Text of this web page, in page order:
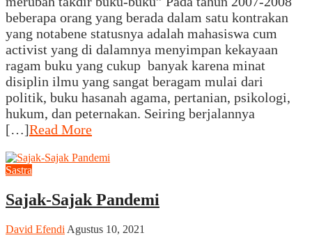
beberapa orang yang berada dalam satu kontrakan
yang notabene statusnya adalah mahasiswa cum
activist yang di dalamnya menyimpan kekayaan
ragam buku yang cukup banyak karena minat
disiplin ilmu yang sangat beragam mulai dari
politik, buku hasanah agama, pertanian, psikologi,
hukum, dan peternakan. Seiring berjalannya
[…]Read More
Sastra
Sajak-Sajak Pandemi
David Efendi Agustus 10, 2021